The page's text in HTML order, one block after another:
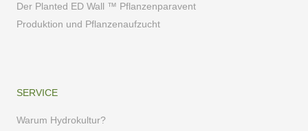
Der Planted ED Wall ™ Pflanzenparavent
Produktion und Pflanzenaufzucht
SERVICE
Warum Hydrokultur?